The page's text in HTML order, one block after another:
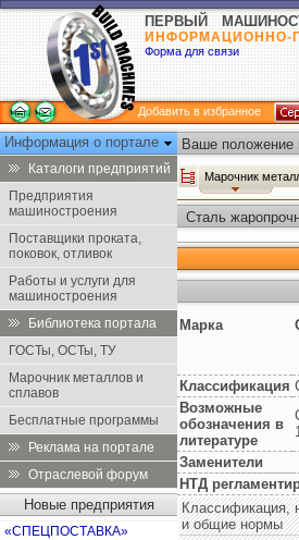
ПЕРВЫЙ
ИНФОРМАЦИОННО-
Форма для связи
Добавить в избранное
Информация о портале
Каталоги предприятий
Предприятия
машиностроения
Поставщики проката,
поковок, отливок
Работы и услуги для
машиностроения
Библиотека портала
ГОСТы, ОСТы, ТУ
Марочник металлов и
сплавов
Бесплатные программы
Реклама на портале
Отраслевой форум
Новые предприятия
«СПЕЦПОСТАВКА»
Ваше положение
Марочник
Сталь
Марка
Классификация
Возможные
обозначения в
литературе
Заменители
НТД
Классификация,
и общие нормы